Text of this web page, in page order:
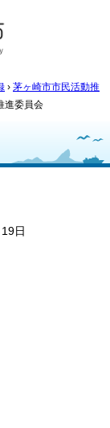
› 茅ヶ崎市市民活動推
進委員会
日